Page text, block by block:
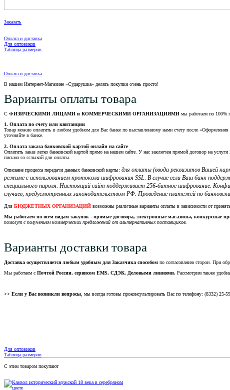
Заказать
Оплата и доставка
Для оптовиков
Таблица размеров
Оплата и доставка
В нашем Интернет-Магазине «Сударушка» делать покупки очень просто!
Варианты оплаты товара
С ФИЗИЧЕСКИМИ ЛИЦАМИ и КОММЕРЧЕСКИМИ ОРГАНИЗАЦИЯМИ мы работаем по 100%
1. Оплата по счету или квитанции
Товар можно оплатить в любом удобном для Вас банке по выставленному нами счету после «Оформления
уточняйте в банке.
2. Оплата заказа банковской картой онлайн на сайте
Оплатить заказ легко банковской картой прямо на нашем сайте. У нас заключен прямой договор на
письмо со сслыкой для оплаты.
Описание процесса передачи данных банковской карты: для оплаты (ввода реквизитов Вашей
режиме с использованием протокола шифрования SSL. В случае если Ваш банк
специального пароля. Настоящий сайт поддерживает 256-битное шифрование.
случаев, предусмотренных законодательством РФ. Проведение платежей по
Для БЮДЖЕТНЫХ ОРГАНИЗАЦИЙ возможны различные варианты оплаты в зависимости от
Мы работаем по всем видам закупок - прямые договора, электронные магазины, конкурсные
помогут с получением коммерческих предложений от альтернативных поставщиков.
Варианты доставки товара
Доставка осуществляется любым удобным для Заказчика способом по согласованию сторон. При
Мы работаем с Почтой России, сервисом EMS, СДЭК, Деловыми линиями. Рассмотрим также
>> Если у Вас возникли вопросы , мы всегда готовы проконсультировать Вас по телефону: (8332)
Для оптовиков
Таблица размеров
С этим товаром покупают